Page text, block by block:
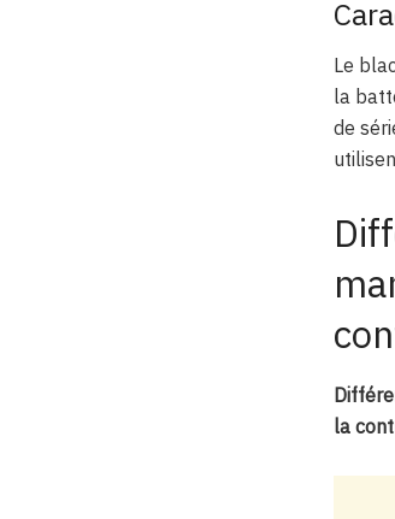
Le
la
de
la